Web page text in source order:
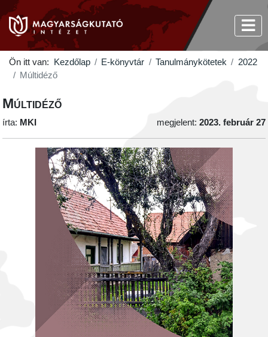
Ön itt van: Kezdőlap E-könyvtár Tanulmánykötetek
2022
Múltidéző
Múltidéző
írta: MKI megjelent: 2023. február 27